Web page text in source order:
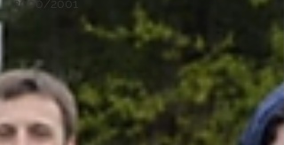
2000/2001